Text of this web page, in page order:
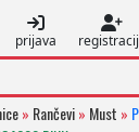
prijava
» Rančevi» Must »